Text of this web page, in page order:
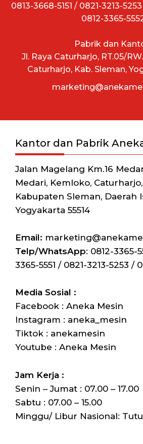
0813-3668-5151 / 0821-3213-
0812-3365-
Pabrik dan
Jl. Raya Caturharjo, RT.05/
Caturharjo, Kab. Sleman,
Kantor dan Pabrik
Jalan Magelang Km.16
Medari, Kemloko,
Kabupaten Sleman, Daerah
Yogyakarta 55514
Email:
Telp/WhatsApp: 0812-3365-
3365-5551 / 0821-3213-5253 /
Media Sosial :
Facebook : Aneka Mesin
Instagram : aneka_mesin
Tiktok : anekamesin
Youtube : Aneka Mesin
Jam Kerja :
Senin – Jumat : 07.00 – 17.00
Sabtu : 07.00 – 15.00
Minggu/ Libur Nasional: